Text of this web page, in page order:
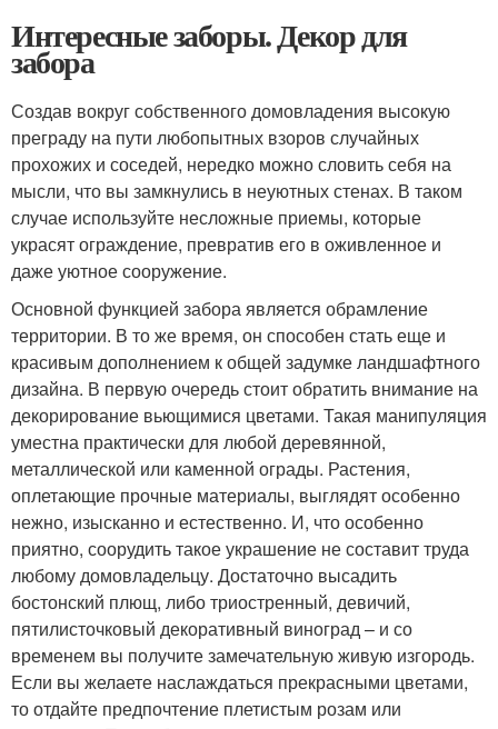
Интересные заборы. Декор для
забора
Создав вокруг собственного домовладения высокую
преграду на пути любопытных взоров случайных
прохожих и соседей, нередко можно словить себя на
мысли, что вы замкнулись в неуютных стенах. В таком
случае используйте несложные приемы, которые
украсят ограждение, превратив его в оживленное и
даже уютное сооружение.
Основной функцией забора является обрамление
территории. В то же время, он способен стать еще и
красивым дополнением к общей задумке ландшафтного
дизайна. В первую очередь стоит обратить внимание на
декорирование вьющимися цветами. Такая манипуляция
уместна практически для любой деревянной,
металлической или каменной ограды. Растения,
оплетающие прочные материалы, выглядят особенно
нежно, изысканно и естественно. И, что особенно
приятно, соорудить такое украшение не составит труда
любому домовладельцу. Достаточно высадить
бостонский плющ, либо триостренный, девичий,
пятилисточковый декоративный виноград – и со
временем вы получите замечательную живую изгородь.
Если вы желаете наслаждаться прекрасными цветами,
то отдайте предпочтение плетистым розам или